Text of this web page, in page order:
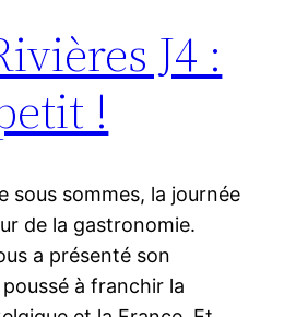
J4 :
!
sous sommes, la journée
de la gastronomie.
a présenté son
poussé à franchir la